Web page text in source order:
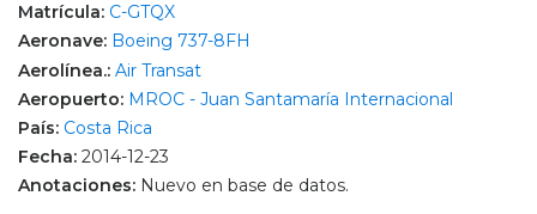
Matrícula: C-GTQX
Aeronave: Boeing 737-8FH
Aerolínea.: Air Transat
Aeropuerto: MROC - Juan Santamaría Internacional
País: Costa Rica
Fecha: 2014-12-23
Anotaciones: Nuevo en base de datos.